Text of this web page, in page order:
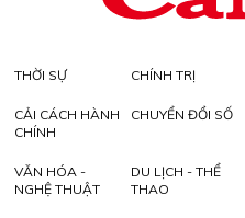
THỜI SỰ CHÍNH TRỊ
CẢI CÁCH HÀNH
CHÍNH
CHUYỂN ĐỔI SỐ
VĂN HÓA -
NGHỆ THUẬT
DU LỊCH - THỂ
THAO